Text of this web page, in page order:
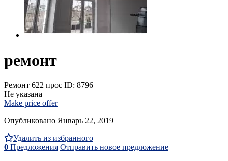
ремонт
Ремонт 622 прос ID: 8796
Не указана
Make price offer
Опубликовано Январь 22, 2019
Удалить из избранного
0 Предложения Отправить новое предложение